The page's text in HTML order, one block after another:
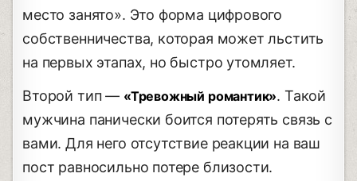
место занято». Это форма цифрового
собственничества, которая может льстить
на первых этапах, но быстро утомляет.
Второй тип — «Тревожный романтик». Такой
мужчина панически боится потерять связь с
вами. Для него отсутствие реакции на ваш
пост равносильно потере близости.